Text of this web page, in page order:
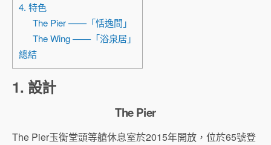
4. 特色
The Pier ——「恬逸間」
The Wing ——「浴泉居」
總結
1. 設計
The Pier
The Pier玉衡堂頭等艙休息室於2015年開放，位於65號登